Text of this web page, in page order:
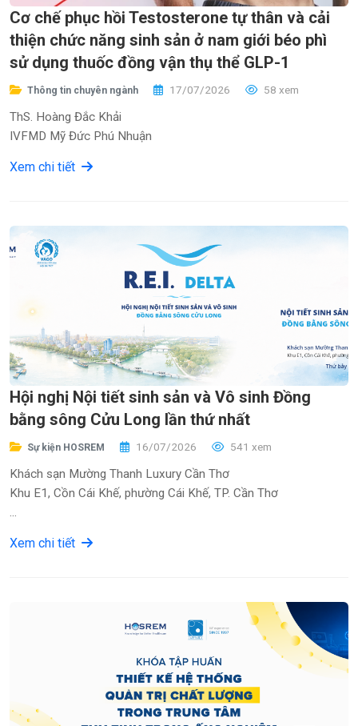
Cơ chế phục hồi Testosterone tự thân và cải
thiện chức năng sinh sản ở nam giới béo phì
sử dụng thuốc đồng vận thụ thể GLP-1
Thông tin chuyên ngành 17/07/2026 58 xem
ThS. Hoàng Đắc Khải
IVFMD Mỹ Đức Phú Nhuận
Xem chi tiết
Hội nghị Nội tiết sinh sản và Vô sinh Đồng
bằng sông Cửu Long lần thứ nhất
Sự kiện HOSREM 16/07/2026 541 xem
Khách sạn Mường Thanh Luxury Cần Thơ
Khu E1, Cồn Cái Khế, phường Cái Khế, TP. Cần Thơ
Xem chi tiết